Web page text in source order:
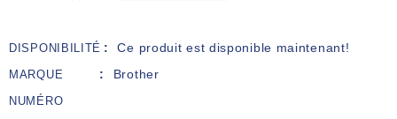
DISPONIBILITÉ Ce produit est disponible maintenant!
MARQUE Brother
NUMÉRO